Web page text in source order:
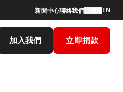
新聞中心聯絡我們 EN
加入我們 立即捐款